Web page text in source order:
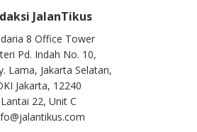
JalanTikus
8 Office Tower
Pd. Indah No. 10,
Lama, Jakarta Selatan,
Jakarta, 12240
Lantai 22, Unit C